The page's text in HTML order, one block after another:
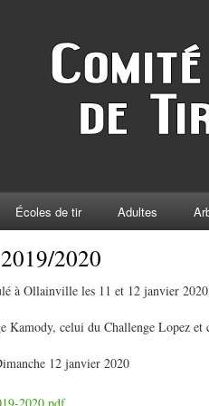
Écoles de tir Adultes
2020
à Ollainville les 11 et 12 janvier
Kamody, celui du Challenge Lopez
12 janvier 2020